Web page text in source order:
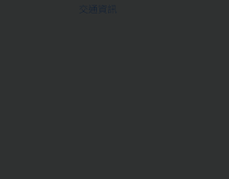
交通資訊